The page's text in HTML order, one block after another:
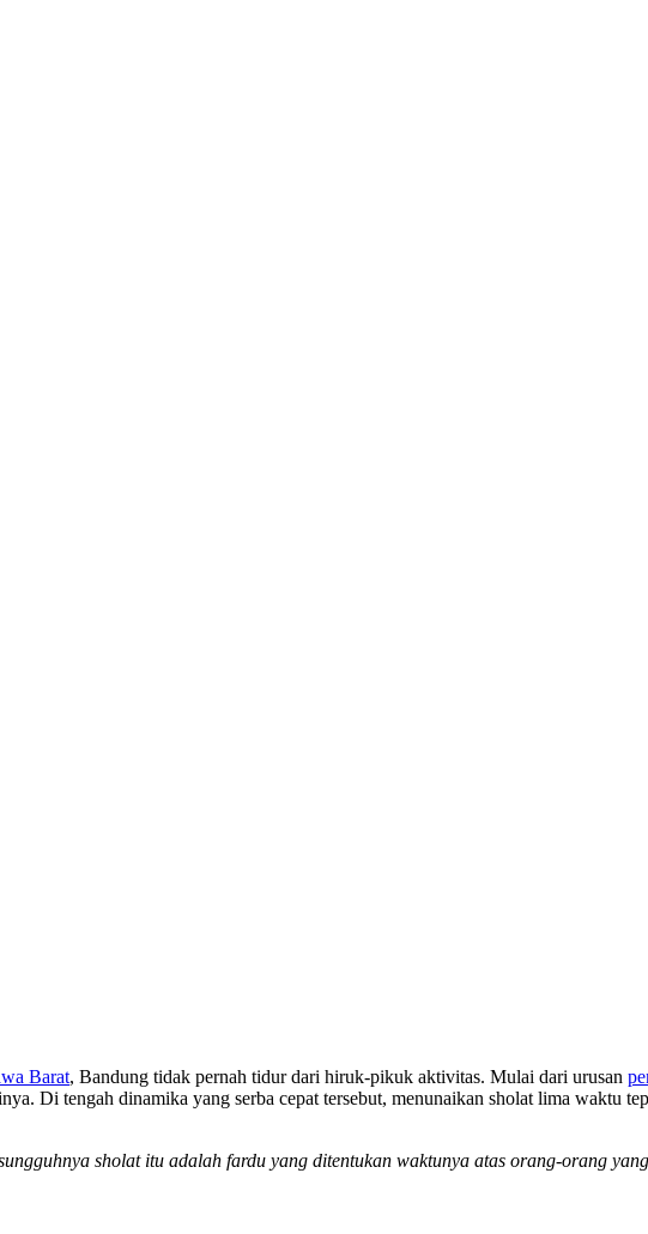
Barat, Bandung tidak pernah tidur dari hiruk-pikuk aktivitas. Mulai dari urusan
Di tengah dinamika yang serba cepat tersebut, menunaikan sholat lima waktu
sholat itu adalah fardu yang ditentukan waktunya atas orang-orang